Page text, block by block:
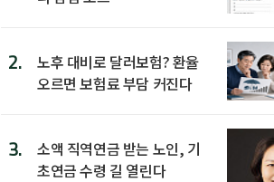
2.
노후 대비로 달러보험? 환율
오르면 보험료 부담 커진다
3.
소액 직역연금 받는 노인, 기
초연금 수령 길 열린다